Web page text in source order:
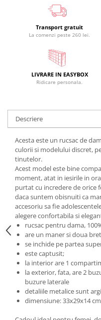
Transport gratuit
La comenzi peste 260 lei.
LIVRARE IN EASYBOX
Ridicare personala.
Descriere
Acesta este un rucsac de
culorii si modelului discret,
tinutelor.
Acest model este bine
moment, atat in iesirile in
purtat cu incredere de orice
daca suntem obisnuiti ca
accesoriu sa fie
alegere confortabila si
rucsac pentru dama,
are un maner si doua
se inchide pe partea
este captusit;
la interior are 1
la exterior, fata, are 2
buzure laterale
detaliile metalice sunt
dimensiune: 33x29x14 cm